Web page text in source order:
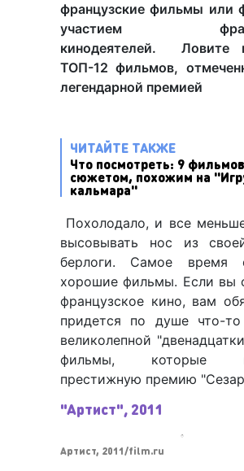
французские фильмы или
участием
кинодеятелей. Ловите
ТОП-12 фильмов,
легендарной премией
ЧИТАЙТЕ ТАКЖЕ
Что посмотреть: 9
сюжетом, похожим на
кальмара"
Похолодало, и все
высовывать нос из
берлоги. Самое время
хорошие фильмы. Если вы
французское кино, вам
придется по душе что-
великолепной
фильмы, которые
престижную премию
"Артист", 2011
Артист, 2011/film.ru